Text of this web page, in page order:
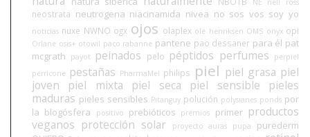
neostrata neutrogena niacinamida nivea no sos vos soy yo
noticias nuxe NWNO ogx ojos olaplex ole henriksen OMS onyx opi
Orlane osis+ otowil paco rabanne pantene pao dessaner para él pat
mcgrath
payot peinados pelo péptidos perfumes
perpiel
perricone pestañas PharmaMel philips piel piel grasa piel
joven
piel mixta piel seca piel sensible
pieles
maduras pieles sensibles Pitanguy polución polysianes ponds por
la blogósfera
positivo prebióticos premios primer productos
veganos protección solar proyecto auras pupa
purederm